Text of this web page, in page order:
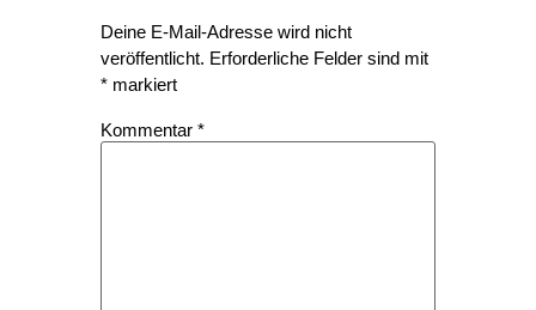
Deine E-Mail-Adresse wird nicht
veröffentlicht. Erforderliche Felder sind mit
* markiert
Kommentar *